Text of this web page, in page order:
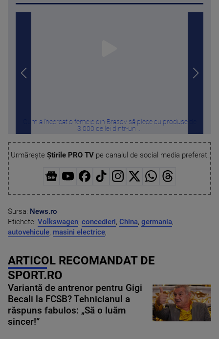
Cum a încercat o femeie din Brașov să plece cu produse de
3.000 de lei dintr-un ...
Urmărește Știrile PRO TVpe canalul de social media preferat:
Sursa: News.ro
Etichete: Volkswagen, concedieri, China, germania,
autovehicule, masini electrice,
ARTICOL RECOMANDAT DE
SPORT.RO
Variantă de antrenor pentru Gigi
Becali la FCSB? Tehnicianul a
răspuns fabulos: „Să o luăm
sincer!”